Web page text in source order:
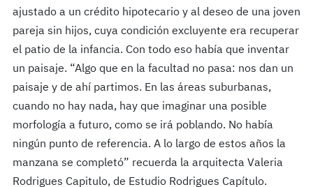
ajustado a un crédito hipotecario y al deseo de una joven
pareja sin hijos, cuya condición excluyente era recuperar
el patio de la infancia. Con todo eso había que inventar
un paisaje. “Algo que en la facultad no pasa: nos dan un
paisaje y de ahí partimos. En las áreas suburbanas,
cuando no hay nada, hay que imaginar una posible
morfología a futuro, como se irá poblando. No había
ningún punto de referencia. A lo largo de estos años la
manzana se completó” recuerda la arquitecta Valeria
Rodrigues Capitulo, de Estudio Rodrigues Capítulo.